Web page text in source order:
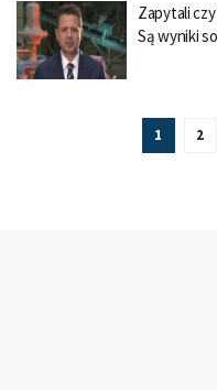
Zapytali
Są wyniki
1 2